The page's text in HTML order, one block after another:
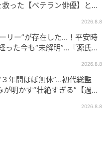
には若者がいて苦手意識
んと飲むのが好きと結論
な」と感じられる深みの
芸人間のうじうじした話
になることや良い話な
を聞くのが好きなので、
救った【ベテラン俳優】とは
2026.8.8
リー”が存在した…！平安時
った今も“未解明”…『源氏物
2026.8.8
年間ほぼ無休”…初代総監
明かす“壮絶すぎる”【過
2026.8.8